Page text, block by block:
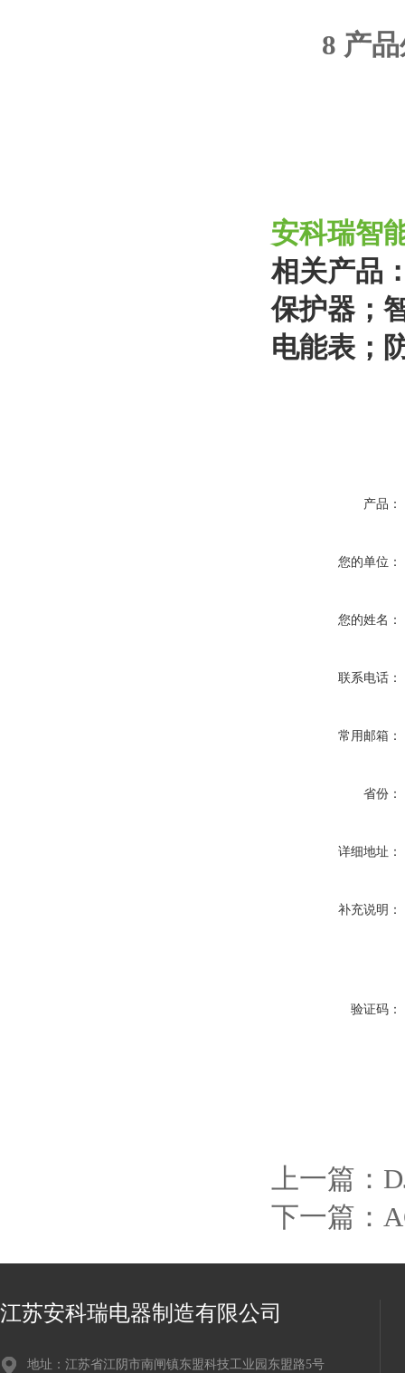
8 产
安科瑞智
相关产品
保护器；
电能表 ；
产品：
您的单位：
您的姓名：
联系电话：
常用邮箱：
省份：
详细地址：
补充说明：
验证码：
上一篇：
下一篇：
江苏安科瑞电器制造有限公司
地址：江苏省江阴市南闸镇东盟科技工业园东盟路5号